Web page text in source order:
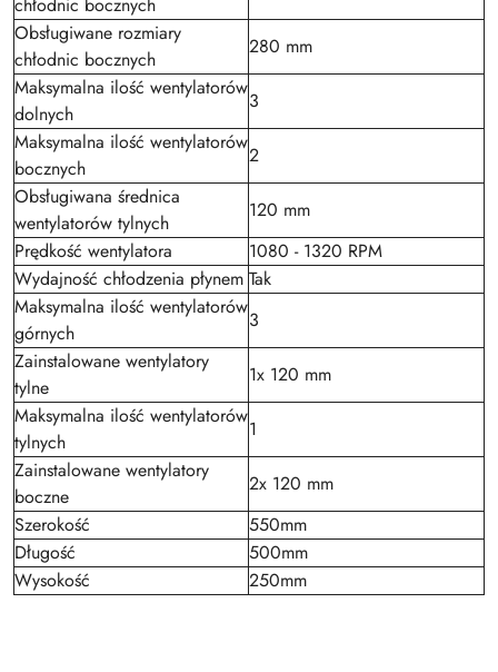
chłodnic bocznych
Obsługiwane rozmiary
chłodnic bocznych
280 mm
Maksymalna ilość wentylatorów
dolnych
3
Maksymalna ilość wentylatorów
bocznych
2
Obsługiwana średnica
wentylatorów tylnych
120 mm
Prędkość wentylatora
1080 - 1320 RPM
Wydajność chłodzenia płynem Tak
Maksymalna ilość wentylatorów
górnych
3
Zainstalowane wentylatory
tylne
1x 120 mm
Maksymalna ilość wentylatorów
tylnych
1
Zainstalowane wentylatory
boczne
2x 120 mm
Szerokość
550mm
Długość
500mm
Wysokość
250mm